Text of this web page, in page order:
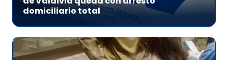
domiciliario total